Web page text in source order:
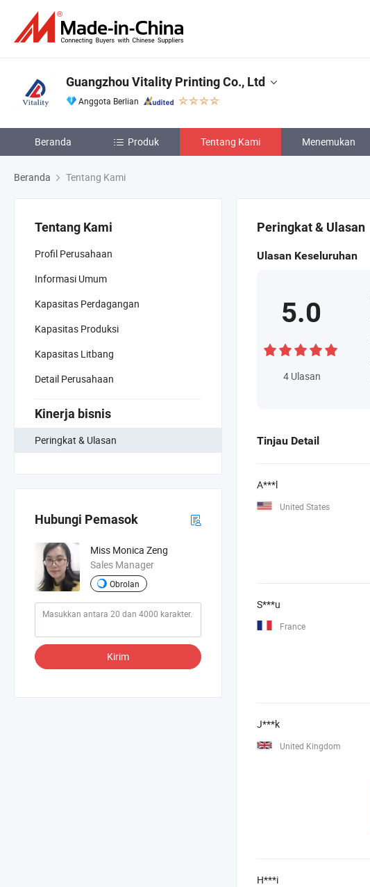
Guangzhou Vitality Printing Co., Ltd
Anggota Berlian
Beranda Produk Tentang Kami Menemukan
Beranda Tentang Kami
Tentang Kami
Profil Perusahaan
Informasi Umum
Kapasitas Perdagangan
Kapasitas Produksi
Kapasitas Litbang
Detail Perusahaan
Kinerja bisnis
Peringkat & Ulasan
Hubungi Pemasok
Miss Monica Zeng
Sales Manager
Obrolan
Kirim
Peringkat & Ulasan
Ulasan Keseluruhan
5.0
4 Ulasan
Tinjau Detail
A***l
United States
S***u
France
J***k
United Kingdom
H***i